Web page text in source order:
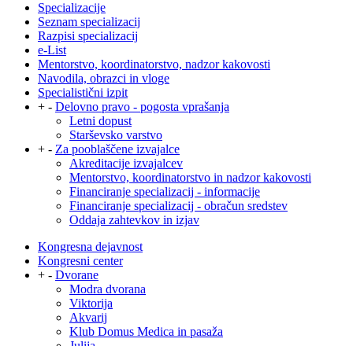
Specializacije
Seznam specializacij
Razpisi specializacij
e-List
Mentorstvo, koordinatorstvo, nadzor kakovosti
Navodila, obrazci in vloge
Specialistični izpit
+ - Delovno pravo - pogosta vprašanja
Letni dopust
Starševsko varstvo
+ - Za pooblaščene izvajalce
Akreditacije izvajalcev
Mentorstvo, koordinatorstvo in nadzor kakovosti
Financiranje specializacij - informacije
Financiranje specializacij - obračun sredstev
Oddaja zahtevkov in izjav
Kongresna dejavnost
Kongresni center
+ - Dvorane
Modra dvorana
Viktorija
Akvarij
Klub Domus Medica in pasaža